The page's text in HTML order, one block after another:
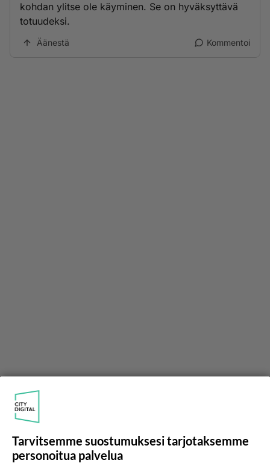
kohdan ylitse ole käyminen. Se on hyväksyttävä
totuudeksi.
Äänestä Kommentoi
TapioAKangasaho
2021-10-20 13:27:45
Tarvitsemme suostumuksesi tarjotaksemme
personoitua palvelua